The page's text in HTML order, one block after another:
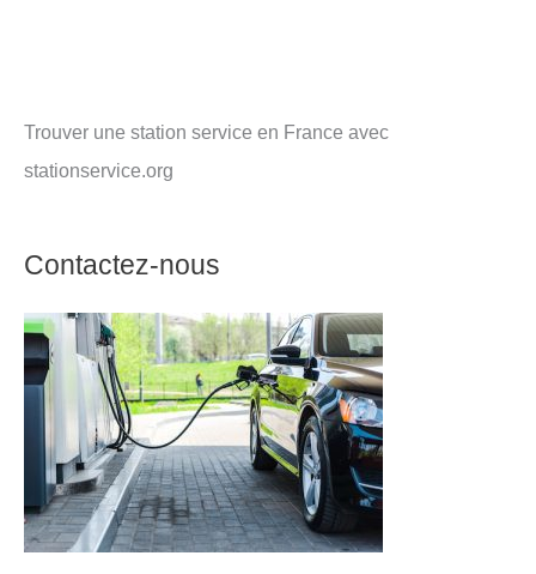
Trouver une station service en France avec
stationservice.org
Contactez-nous